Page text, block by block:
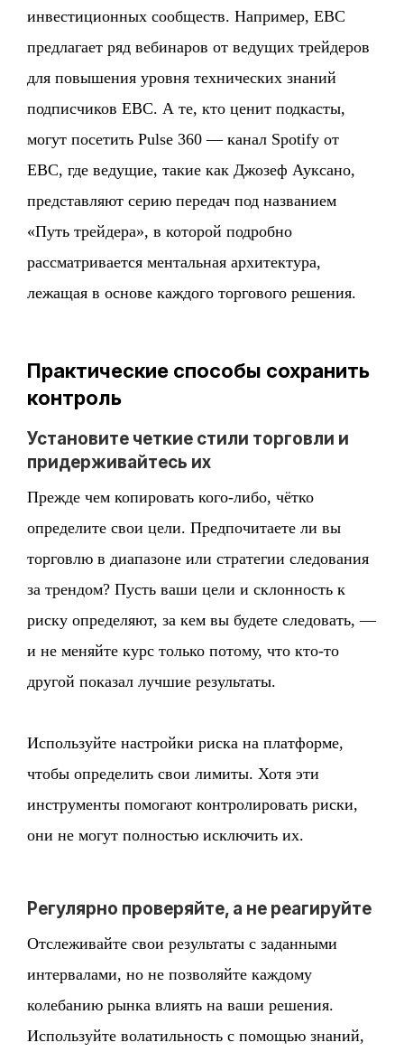
инвестиционных сообществ. Например, EBC
предлагает ряд вебинаров от ведущих трейдеров
для повышения уровня технических знаний
подписчиков EBC. А те, кто ценит подкасты,
могут посетить Pulse 360 — канал Spotify от
EBC, где ведущие, такие как Джозеф Ауксано,
представляют серию передач под названием
«Путь трейдера», в которой подробно
рассматривается ментальная архитектура,
лежащая в основе каждого торгового решения.
Практические способы сохранить
контроль
Установите четкие стили торговли и
придерживайтесь их
Прежде чем копировать кого-либо, чётко
определите свои цели. Предпочитаете ли вы
торговлю в диапазоне или стратегии следования
за трендом? Пусть ваши цели и склонность к
риску определяют, за кем вы будете следовать, —
и не меняйте курс только потому, что кто-то
другой показал лучшие результаты.
Используйте настройки риска на платформе,
чтобы определить свои лимиты. Хотя эти
инструменты помогают контролировать риски,
они не могут полностью исключить их.
Регулярно проверяйте, а не реагируйте
Отслеживайте свои результаты с заданными
интервалами, но не позволяйте каждому
колебанию рынка влиять на ваши решения.
Используйте волатильность с помощью знаний,